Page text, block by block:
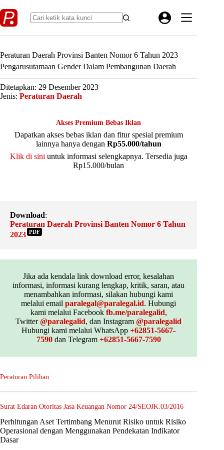
to
content
Peraturan Daerah Provinsi Banten Nomor 6 Tahun 2023
Pengarusutamaan Gender Dalam Pembangunan Daerah
Ditetapkan: 29 Desember 2023
Jenis: Peraturan Daerah
Akses Premium Bebas Iklan
Dapatkan akses bebas iklan dan fitur spesial premium
lainnya hanya dengan Rp55.000/tahun
Klik di sini untuk informasi selengkapnya. Tersedia juga
Rp15.000/bulan
Download:
Peraturan Daerah Provinsi Banten Nomor 6 Tahun
2023 PDF
Jika ada kendala link download error, kesalahan
informasi, informasi kurang lengkap, kritik, saran, atau
menambahkan informasi, silakan hubungi kami
melalui emailparalegal@paralegal.id. Hubungi
kami melalui Facebook fb.me/paralegalid,
Twitter@paralegalid, dan Instagram@paralegalid
Hubungi kami melalui WhatsApp+62851-5667-
7590dan Telegram +62851-5667-7590
Peraturan Pilihan
Surat Edaran Otoritas Jasa Keuangan Nomor 24/SEOJK.03/2016
Perhitungan Aset Tertimbang Menurut Risiko untuk Risiko
Operasional dengan Menggunakan Pendekatan Indikator
Dasar